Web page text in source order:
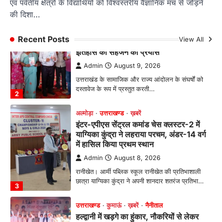
एवं पर्वतीय क्षेत्रों के विद्यार्थियों को विश्वस्तरीय वैज्ञानिक मंच से जोड़ने
की दिशा…
Recent Posts View All
3
में हासिल किया प्रथम स्थान
Admin August 8, 2026
रानीखेत। आर्मी पब्लिक स्कूल रानीखेत की प्रतिभाशाली
छात्रा याग्यिका कुंद्रा ने अपनी शानदार शतरंज प्रतिभा…
4
हल्द्वानी में खड़गे का हुंकार, नौकरियों से लेकर
संविधान और भ्रष्टाचार तक भाजपा को घेरा
Admin August 8, 2026
हल्द्वानी में आयोजित विजय शंखनाद रैली को संबोधित करते
हुए कांग्रेस के राष्ट्रीय अध्यक्ष मल्लिकार्जुन…
ख़बर
अतिक्रमण को लेकर पहाड़ी समाज में आक्रोश,
निकाली ‘पहाड़ी स्वाभिमान रैली’; प्रशासन को